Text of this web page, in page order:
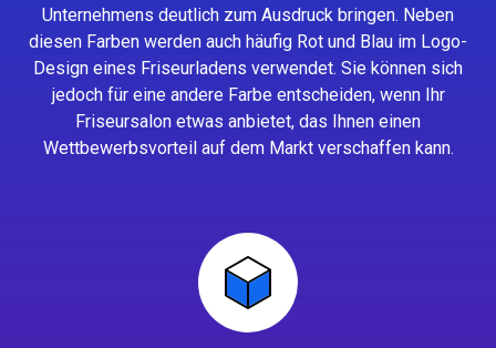
Unternehmens deutlich zum Ausdruck bringen. Neben
diesen Farben werden auch häufig Rot und Blau im Logo-
Design eines Friseurladens verwendet. Sie können sich
jedoch für eine andere Farbe entscheiden, wenn Ihr
Friseursalon etwas anbietet, das Ihnen einen
Wettbewerbsvorteil auf dem Markt verschaffen kann.